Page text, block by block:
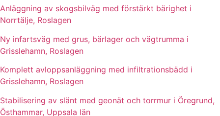
Anläggning av skogsbilväg med förstärkt bärighet i
Norrtälje, Roslagen
Ny infartsväg med grus, bärlager och vägtrumma i
Grisslehamn, Roslagen
Komplett avloppsanläggning med infiltrationsbädd i
Grisslehamn, Roslagen
Stabilisering av slänt med geonät och torrmur i Öregrund,
Östhammar, Uppsala län